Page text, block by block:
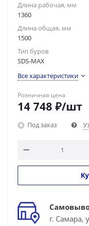
Длина рабочая, мм
1360
Длина общая, мм
1500
Тип буров
SDS-MAX
Все характеристики
Розничная цена
14 748 ₽/шт
Под заказ
г. Самара,